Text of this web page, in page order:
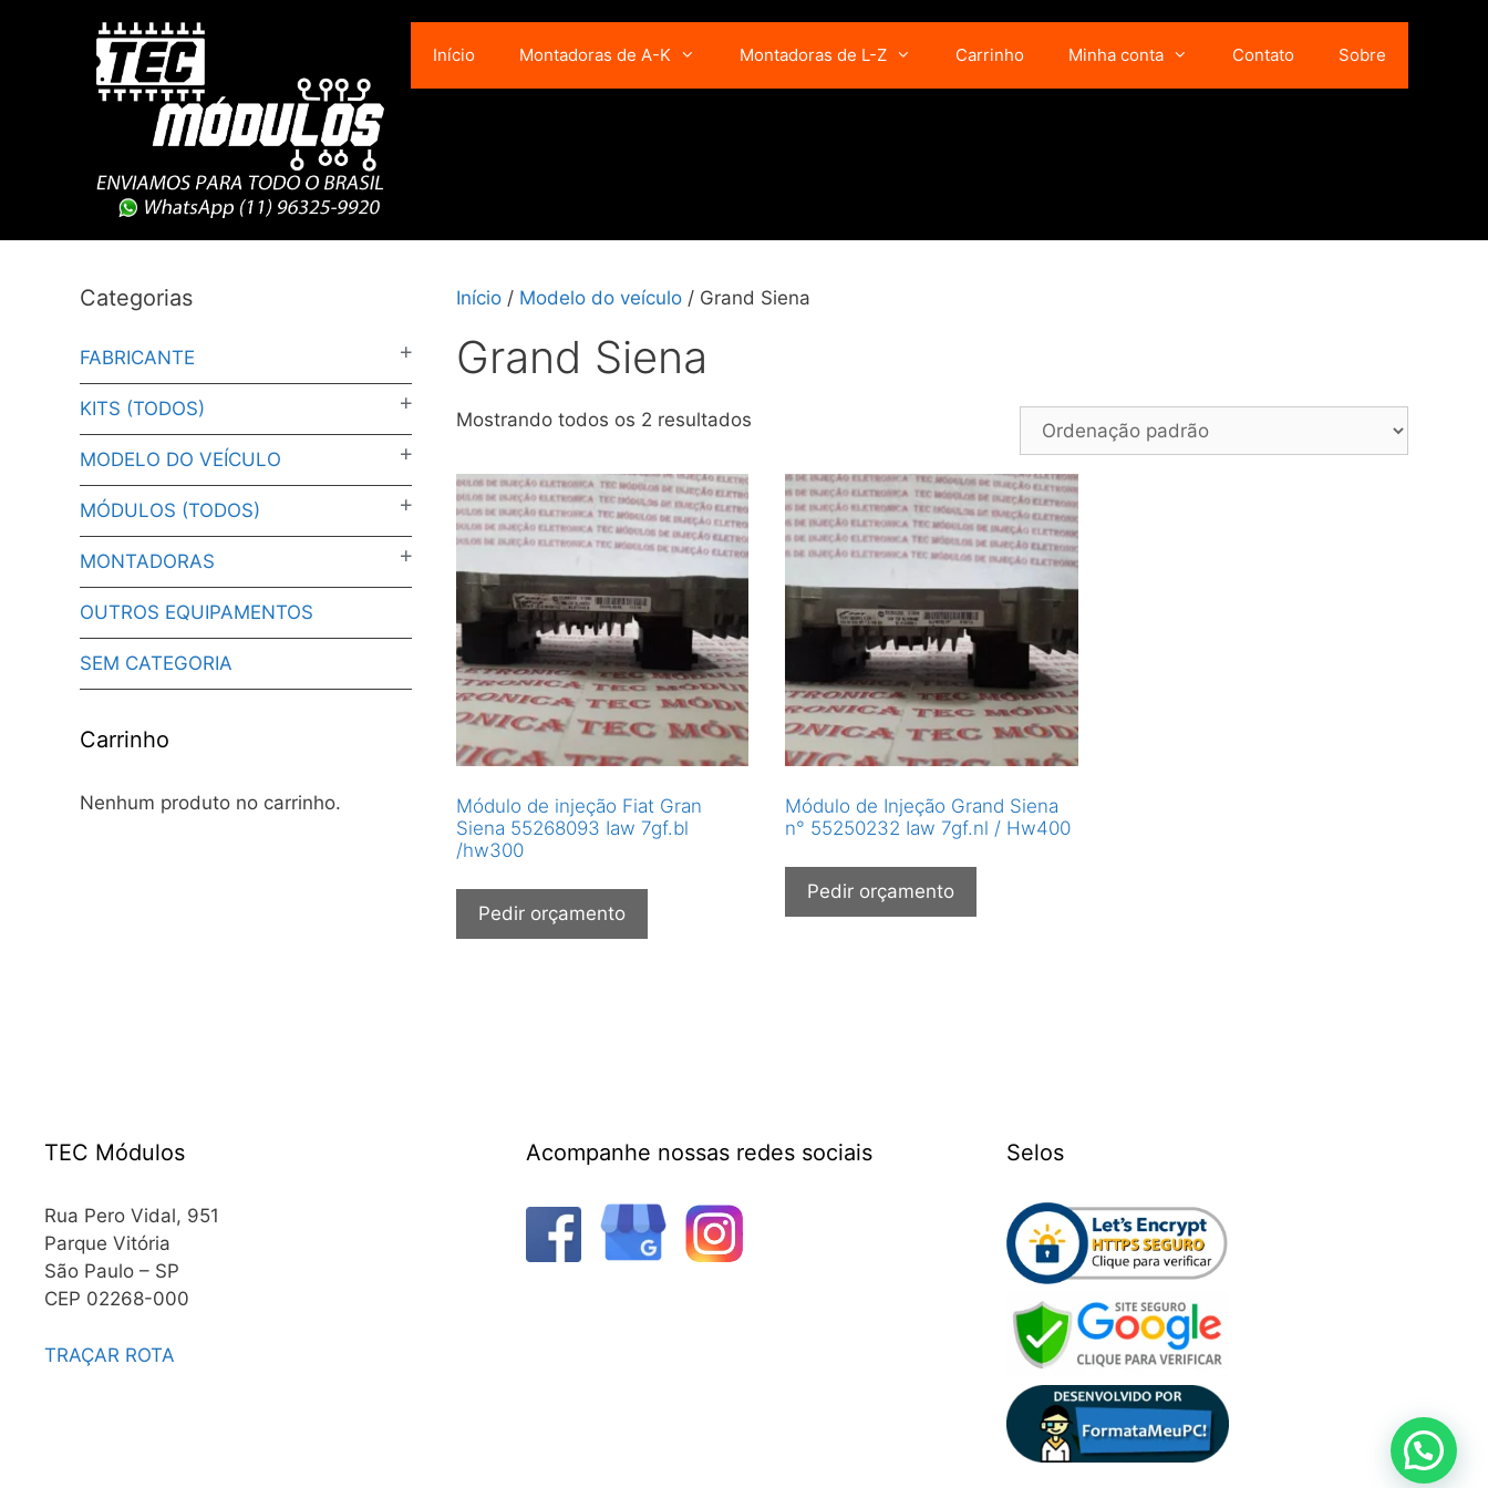
Início Montadoras de A-K Montadoras de L-Z Carrinho Minha conta Contato Sobre
Início / Modelo do veículo / Grand Siena
Grand Siena
Mostrando todos os 2 resultados
Módulo de injeção Fiat Gran
Siena 55268093 Iaw 7gf.bl
/hw300
Pedir orçamento
Módulo de Injeção Grand Siena
n° 55250232 Iaw 7gf.nl / Hw400
Pedir orçamento
Categorias
FABRICANTE
KITS (TODOS)
MODELO DO VEÍCULO
MÓDULOS (TODOS)
MONTADORAS
OUTROS EQUIPAMENTOS
SEM CATEGORIA
Carrinho
Nenhum produto no carrinho.
TEC Módulos
Rua Pero Vidal, 951
Parque Vitória
São Paulo – SP
CEP 02268-000
TRAÇAR ROTA
Acompanhe nossas redes sociais Selos